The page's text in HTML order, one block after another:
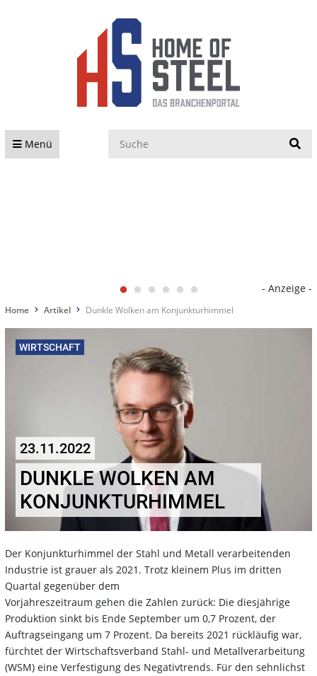
Menü
- Anzeige -
Home Artikel Dunkle Wolken am Konjunkturhimmel
WIRTSCHAFT
23.11.2022
DUNKLE WOLKEN AM
KONJUNKTURHIMMEL
Der Konjunkturhimmel der Stahl und Metall verarbeitenden
Industrie ist grauer als 2021. Trotz kleinem Plus im dritten
Quartal gegenüber dem
Vorjahreszeitraum gehen die Zahlen zurück: Die diesjährige
Produktion sinkt bis Ende September um 0,7 Prozent, der
Auftragseingang um 7 Prozent. Da bereits 2021 rückläufig war,
fürchtet der Wirtschaftsverband Stahl- und Metallverarbeitung
(WSM) eine Verfestigung des Negativtrends. Für den sehnlichst